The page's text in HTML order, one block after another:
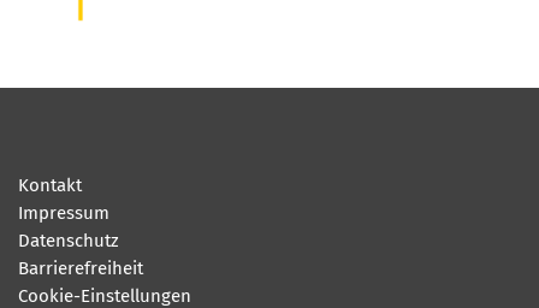
Kontakt
Impressum
Datenschutz
Barrierefreiheit
Cookie-Einstellungen